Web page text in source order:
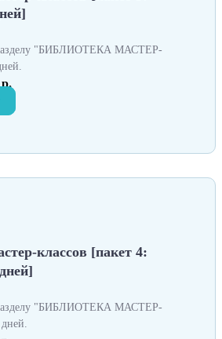
разделу "БИБЛИОТЕКА МАСТЕР-
р.
классов [пакет 4:
разделу "БИБЛИОТЕКА МАСТЕР-